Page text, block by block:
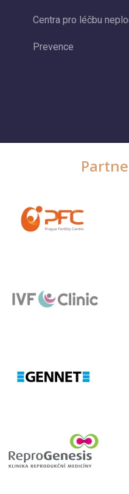
Centra pro léčbu
Prevence